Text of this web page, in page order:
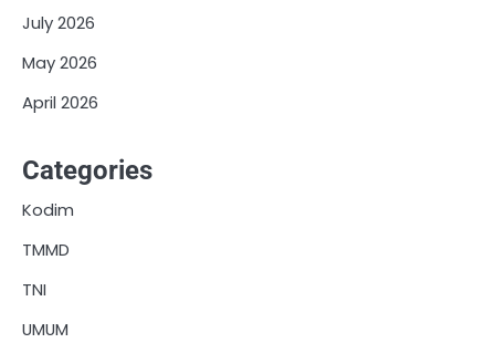
July 2026
May 2026
April 2026
Categories
Kodim
TMMD
TNI
UMUM